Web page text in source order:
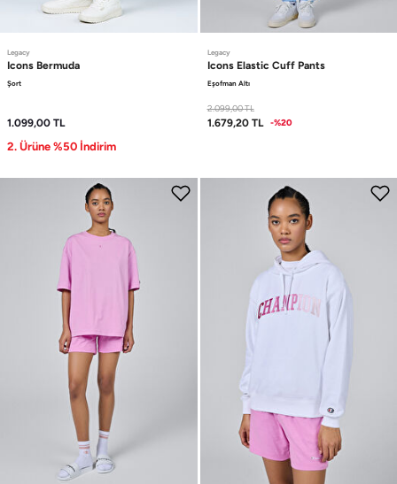
Legacy
Icons Bermuda
Şort
1.099,00 TL
2. Ürüne %50 İndirim
Legacy
Icons Elastic Cuff Pants
Eşofman Altı
2.099,00TL
1.679,20 TL -%20